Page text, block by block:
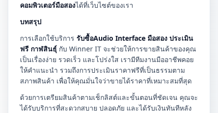
คอมพิวเตอร์มือสองได้ที่เว็บไซต์ของเรา
บทสรุป
การเลือกใช้บริการ รับซื้อAudio Interface มือสอง ประเมิน
ฟรี กาฬสินธุ์ กับ Winner IT จะช่วยให้การขายสินค้าของคุณ
เป็นเรื่องง่าย รวดเร็ว และโปร่งใส เรามีทีมงานมืออาชีพคอย
ให้คำแนะนำ รวมถึงการประเมินราคาฟรีที่เป็นธรรมตาม
สภาพสินค้า เพื่อให้คุณมั่นใจว่าขายได้ราคาที่เหมาะสมที่สุด
ด้วยการเตรียมสินค้าตามเช็กลิสต์และขั้นตอนที่ชัดเจน คุณจะ
ได้รับบริการที่สะดวกสบาย ปลอดภัย และได้รับเงินทันทีหลัง